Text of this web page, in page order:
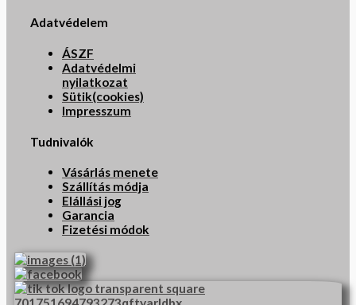
Adatvédelem
ÁSZF
Adatvédelmi
nyilatkozat
Sütik(cookies)
Impresszum
Tudnivalók
Vásárlás menete
Szállítás módja
Elállási jog
Garancia
Fizetési módok